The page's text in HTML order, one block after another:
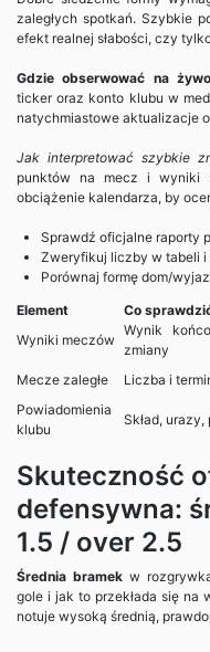
zaległych spotkań. Szybkie
efekt realnej słabości, czy
Gdzie obserwować na
ticker oraz konto klubu w
natychmiastowe aktualizacje
Jak interpretować szybkie
punktów na mecz i wyniki
obciążenie kalendarza, by
Sprawdź oficjalne raporty
Zweryfikuj liczby w tabeli i
Porównaj formę dom/
Element
Co
Wyniki meczów
Wynik
zmiany
Mecze zaległe
Liczba i
Powiadomienia
klubu
Skład, urazy,
Skuteczność
defensywna:
1.5 / over 2.5
Średnia bramekw
gole i jak to przekłada się na
notuje wysoką średnią,